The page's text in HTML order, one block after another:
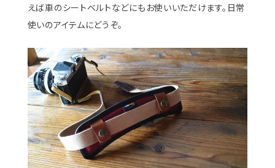
えば車のシートベルトなどにもお使いいただけます。日常
使いのアイテムにどうぞ。